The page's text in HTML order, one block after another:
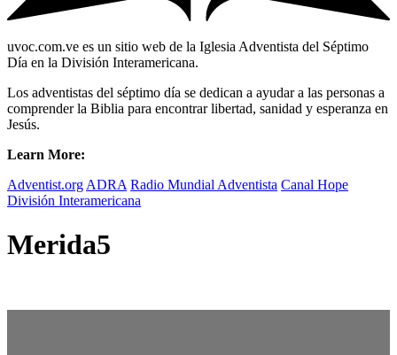
uvoc.com.ve es un sitio web de la Iglesia Adventista del Séptimo
Día en la División Interamericana.
Los adventistas del séptimo día se dedican a ayudar a las personas a
comprender la Biblia para encontrar libertad, sanidad y esperanza en
Jesús.
Learn More:
Adventist.org ADRA Radio Mundial Adventista Canal Hope
División Interamericana
Merida5